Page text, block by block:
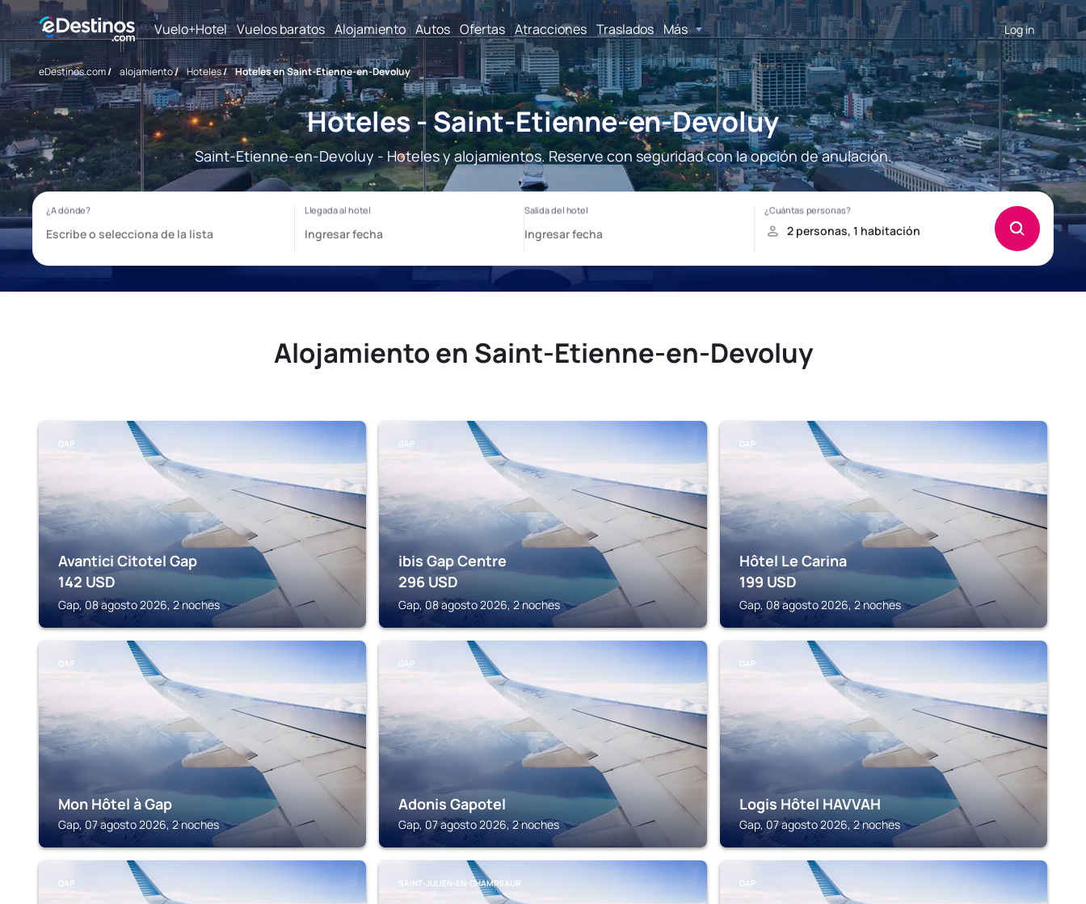
Vuelo+Hotel Vuelos baratos Alojamiento Autos Ofertas Atracciones Traslados Más Log in
eDestinos.com/ alojamiento/ Hoteles/ Hoteles en Saint-Etienne-en-Devoluy
Hoteles - Saint-Etienne-en-Devoluy
Saint-Etienne-en-Devoluy - Hoteles y alojamientos. Reserve con seguridad con la opción de anulación.
Alojamiento en Saint-Etienne-en-Devoluy
GAP
Avantici Citotel Gap
142 USD
Gap, 08 agosto 2026, 2 noches
GAP
ibis Gap Centre
296 USD
Gap, 08 agosto 2026, 2 noches
GAP
Hôtel Le Carina
199 USD
Gap, 08 agosto 2026, 2 noches
GAP
Mon Hôtel à Gap
Gap, 07 agosto 2026, 2 noches
GAP
Adonis Gapotel
Gap, 07 agosto 2026, 2 noches
GAP
Logis Hôtel HAVVAH
Gap, 07 agosto 2026, 2 noches
GAP SAINT-JULIEN-EN-CHAMPSAUR GAP